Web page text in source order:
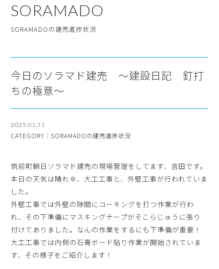
SORAMADO
SORAMADOの建売進捗状況
今日のソラマド建売 ～建設日記 釘打
ちの極意～
2025.01.31
CATEGORY：SORAMADOの建売進捗状況
筑前町朝日ソラマド建売の現場管理をしてます、吉田です。
本日の天気は晴れ🌞、大工工事と、外壁工事が行われていま
した。
外壁工事では外壁の隙間にコーキングを打つ作業が行わ
れ、その下準備にマスキングテープがそこらじゅうに張り
付けてありました。なんの作業をするにも下準備が重要！
大工工事では内側の石膏ボード貼り作業が開始されていま
す、その様子をご紹介します！